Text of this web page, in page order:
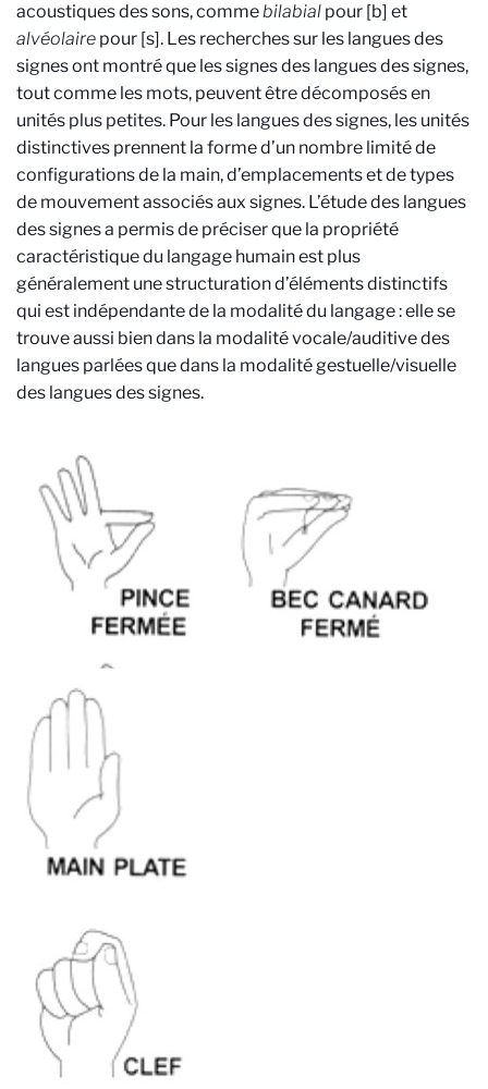
acoustiques des sons, commebilabial pour [b] et
alvéolaire pour [s]. Les recherches sur les langues des
signes ont montré que les signes des langues des signes,
tout comme les mots, peuvent être décomposés en
unités plus petites. Pour les langues des signes, les unités
distinctives prennent la forme d’un nombre limité de
configurations de la main, d’emplacements et de types
de mouvement associés aux signes. L’étude des langues
des signes a permis de préciser que la propriété
caractéristique du langage humain est plus
généralement une structuration d’éléments distinctifs
qui est indépendante de la modalité du langage : elle se
trouve aussi bien dans la modalité vocale/auditive des
langues parlées que dans la modalité gestuelle/visuelle
des langues des signes.